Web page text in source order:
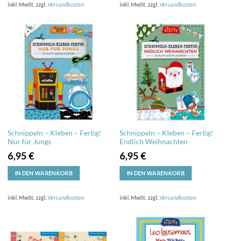
inkl. MwSt. zzgl. Versandkosten inkl. MwSt. zzgl. Versandkosten
Schnippeln – Kleben – Fertig!
Nur für Jungs
6,95 €
IN DEN WARENKORB
inkl. MwSt. zzgl. Versandkosten
Schnippeln – Kleben – Fertig!
Endlich Weihnachten
6,95 €
IN DEN WARENKORB
inkl. MwSt. zzgl. Versandkosten